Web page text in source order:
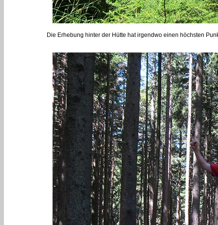
Die Erhebung hinter der Hütte hat irgendwo einen höchsten